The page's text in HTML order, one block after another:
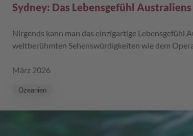
Sydney: Das Lebensgefühl Australiens
Nirgends kann man das einzigartige Lebensgefühl
weltberühmten Sehenswürdigkeiten wie dem
März 2026
Ozeanien